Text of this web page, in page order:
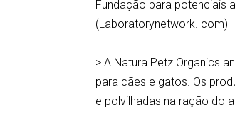
Fundação para potenciais
(Laboratorynetwork. com)
> A Natura Petz Organics
para cães e gatos. Os
e polvilhadas na ração do